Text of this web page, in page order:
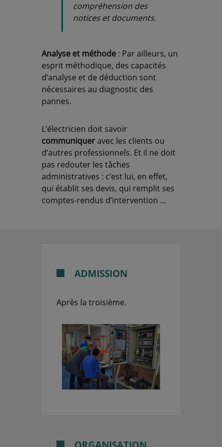
compréhension des
notices et documents.
Analyse et méthode : Par ailleurs, un
esprit méthodique, des capacités
d’analyse et de déduction sont
nécessaires au diagnostic des
pannes.
L’électricien doit savoir
communiqueravec les clients ou
d’autres professionnels. Et il ne doit
pas redouter les tâches
administratives : c’est lui, en effet,
qui établit ses devis, qui remplit ses
comptes-rendus d’intervention …
ADMISSION
Après la troisième.